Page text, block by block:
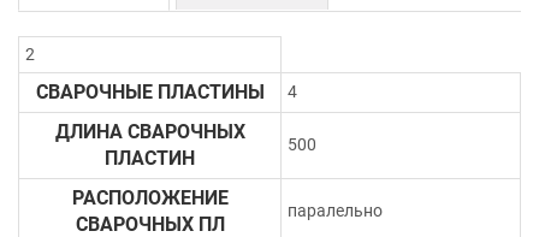
2
СВАРОЧНЫЕ ПЛАСТИНЫ 4
ДЛИНА СВАРОЧНЫХ
ПЛАСТИН
500
РАСПОЛОЖЕНИЕ
СВАРОЧНЫХ ПЛ
паралельно